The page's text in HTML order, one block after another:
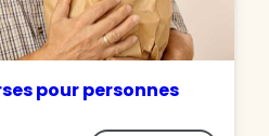
pour personnes